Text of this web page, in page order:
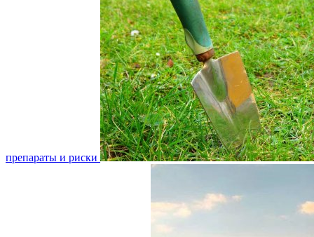
препараты и риски